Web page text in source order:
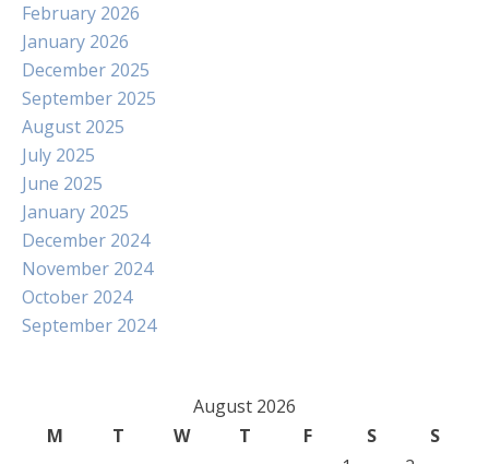
February 2026
January 2026
December 2025
September 2025
August 2025
July 2025
June 2025
January 2025
December 2024
November 2024
October 2024
September 2024
August 2026
M
T W T F S
S